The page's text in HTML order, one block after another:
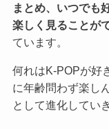
まとめ、いつでも
楽しく見ることが
ています。
何れはK-POPが好
に年齢問わず楽し
として進化してい